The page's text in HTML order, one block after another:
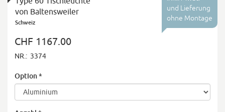
und Lieferung
ohne Montage
von Baltensweiler
Schweiz
CHF 1167.00
NR.: 3374
Option*